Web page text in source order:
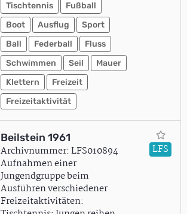
Tischtennis
Fußball
Boot
Ausflug
Sport
Ball
Federball
Fluss
Schwimmen
Seil
Mauer
Klettern
Freizeit
Freizeitaktivität
Beilstein 1961
Archivnummer: LFS010894
Aufnahmen einer
Jungendgruppe beim
Ausführen verschiedener
Freizeitaktivitäten:
LFS